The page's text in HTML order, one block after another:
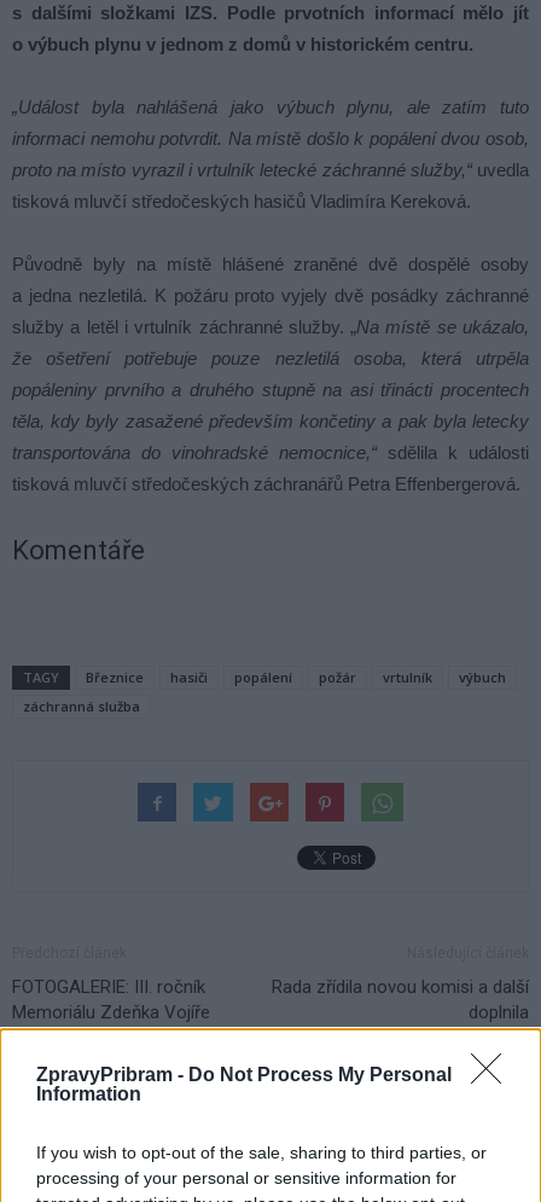
ZpravyPribram - Do Not Process My Personal
Information
If you wish to opt-out of the sale, sharing to third parties, or
processing of your personal or sensitive information for
s dalšími složkami IZS. Podle prvotních informací mělo jít
o výbuch plynu v jednom z domů v historickém centru.
„Událost byla nahlášená jako výbuch plynu, ale zatím tuto
informaci nemohu potvrdit. Na místě došlo k popálení dvou osob,
proto na místo vyrazil i vrtulník letecké záchranné služby,“uvedla
tisková mluvčí středočeských hasičů Vladimíra Kereková.
Původně byly na místě hlášené zraněné dvě dospělé osoby
a jedna nezletilá. K požáru proto vyjely dvě posádky záchranné
služby a letěl i vrtulník záchranné služby. „Na místě se ukázalo,
že ošetření potřebuje pouze nezletilá osoba, která utrpěla
popáleniny prvního a druhého stupně na asi třinácti procentech
těla, kdy byly zasažené především končetiny a pak byla letecky
transportována do vinohradské nemocnice,“ sdělila k události
tisková mluvčí středočeských záchranářů Petra Effenbergerová.
Komentáře
TAGY Březnice hasiči popálení požár vrtulník
výbuch
záchranná služba
FOTOGALERIE: III. ročník
Memoriálu Zdeňka Vojíře
v házené
Rada zřídila novou komisi a další
doplnila
VÍCE OD AUTORA